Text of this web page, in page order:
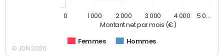
Montant net par mois (€)
Femmes Hommes
0 1 000 2 000 3 000 4 000 5 0…
© JDN 2026